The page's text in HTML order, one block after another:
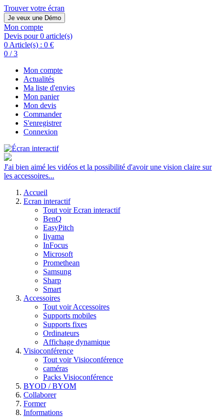
Trouver votre écran
Je veux une Démo
Mon compte
Devis pour 0 article(s)
0 Article(s) : 0 €
0 / 3
Mon compte
Actualités
Ma liste d'envies
Mon panier
Mon devis
Commander
S'enregistrer
Connexion
J'ai bien aimé les vidéos et la possibilité d'avoir une vision claire sur
les accessoires...
Accueil
Ecran interactif
Tout voir Ecran interactif
BenQ
EasyPitch
Iiyama
InFocus
Microsoft
Promethean
Samsung
Sharp
Smart
Accessoires
Tout voir Accessoires
Supports mobiles
Supports fixes
Ordinateurs
Affichage dynamique
Visioconférence
Tout voir Visioconférence
caméras
Packs Visioconférence
BYOD / BYOM
Collaborer
Former
Informations